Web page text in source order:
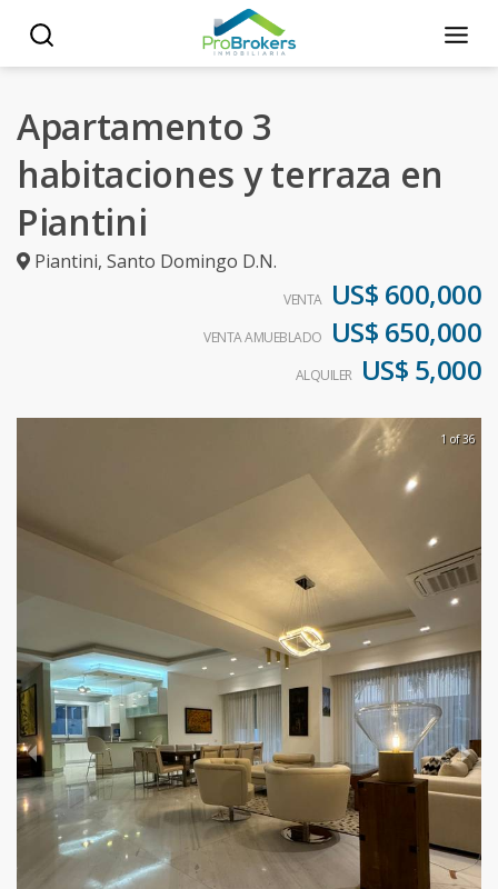
Apartamento 3
habitaciones y terraza en
Piantini
Piantini, Santo Domingo D.N.
VENTA US$ 600,000
VENTA AMUEBLADO US$ 650,000
ALQUILER US$ 5,000
1 of 36